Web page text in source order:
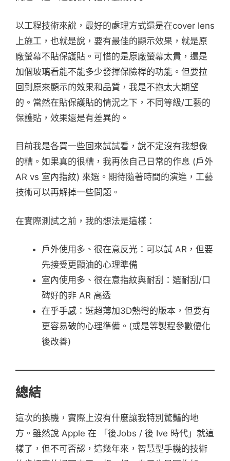
以工程技術來說，最好的處理方式還是在cover lens
上施工，也就是說，要有最佳的顯示效果，就是原
廠螢幕不貼保護貼。可惜的是原廠螢幕太貴，還是
加個玻璃看能不能多少發揮保險桿的功能。但要拉
回到原來顯示的效果和品質，我是不抱太大期望
的。當然在貼保護貼的情況之下，不同等級/工藝的
保護貼，效果還是有差異的。
目前我是各買一些回來試試看，說不定沒有我想像
的糟。如果真的很糟，我再依自己日常的作息 (戶外
AR vs 室內指紋) 來選。期待隨著時間的演進，工藝
技術可以再解掉一些問題。
在實際測試之前，我的想法是這樣：
戶外使用多、很在意反光：可以試 AR，但要
先接受更顯油的心理準備
室內使用多、很在意指紋與耐刮：選耐刮/口
碑好的非 AR 高透
在乎手感：選超薄加3D熱彎的版本，但要有
更容易破的心理準備。(或是等製程參數優化
後改善)
總結
這次的換機，實際上沒有什麼讓我特別驚豔的地
方。雖然說 Apple 在 「後Jobs / 後 Ive 時代」就這
樣了，但不可否認，這幾年來，智慧型手機的技術